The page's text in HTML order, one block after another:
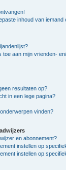
inhoud van iemand
aan mijn vrienden-
resultaten op?
in een lege pagina?
vinden?
en abonnement?
instellen op
instellen op